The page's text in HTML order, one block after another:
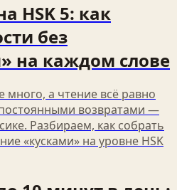
HSK 5: как
без
на каждом слове
много, а чтение всё равно
возвратами —
Разбираем, как собрать
«кусками» на уровне HSK